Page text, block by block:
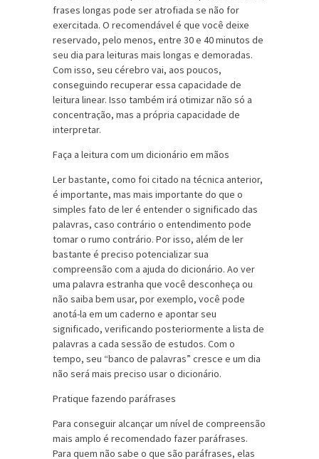
frases longas pode ser atrofiada se não for
exercitada. O recomendável é que você deixe
reservado, pelo menos, entre 30 e 40 minutos de
seu dia para leituras mais longas e demoradas.
Com isso, seu cérebro vai, aos poucos,
conseguindo recuperar essa capacidade de
leitura linear. Isso também irá otimizar não só a
concentração, mas a própria capacidade de
interpretar.
Faça a leitura com um dicionário em mãos
Ler bastante, como foi citado na técnica anterior,
é importante, mas mais importante do que o
simples fato de ler é entender o significado das
palavras, caso contrário o entendimento pode
tomar o rumo contrário. Por isso, além de ler
bastante é preciso potencializar sua
compreensão com a ajuda do dicionário. Ao ver
uma palavra estranha que você desconheça ou
não saiba bem usar, por exemplo, você pode
anotá-la em um caderno e apontar seu
significado, verificando posteriormente a lista de
palavras a cada sessão de estudos. Com o
tempo, seu “banco de palavras” cresce e um dia
não será mais preciso usar o dicionário.
Pratique fazendo paráfrases
Para conseguir alcançar um nível de compreensão
mais amplo é recomendado fazer paráfrases.
Para quem não sabe o que são paráfrases, elas